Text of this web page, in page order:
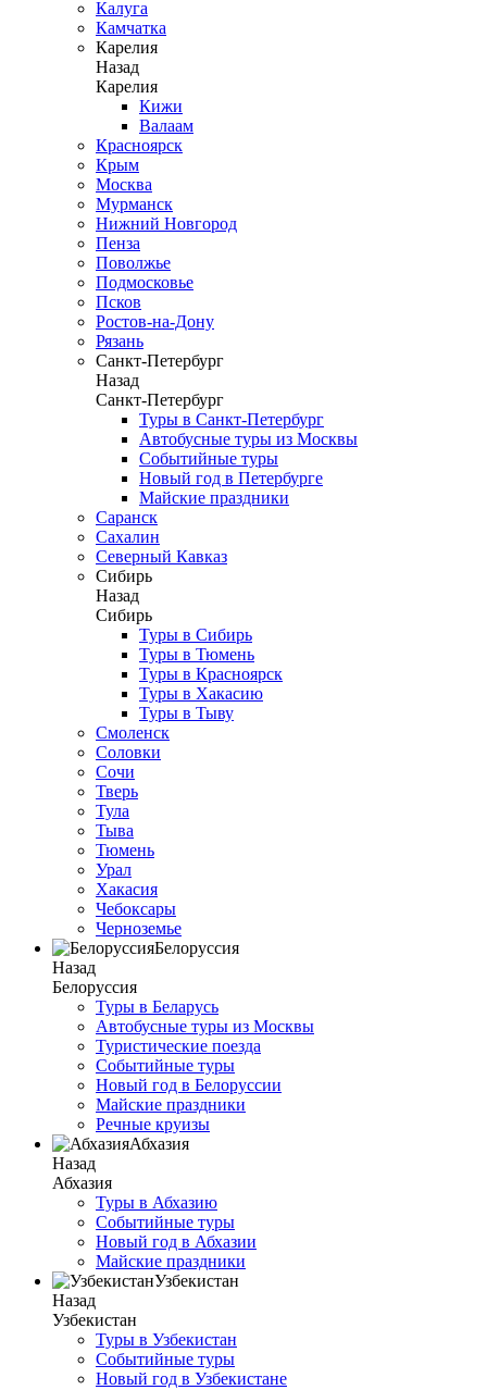
Калуга
Камчатка
Карелия
Назад
Карелия
Кижи
Валаам
Красноярск
Крым
Москва
Мурманск
Нижний Новгород
Пенза
Поволжье
Подмосковье
Псков
Ростов-на-Дону
Рязань
Санкт-Петербург
Назад
Санкт-Петербург
Туры в Санкт-Петербург
Автобусные туры из Москвы
Событийные туры
Новый год в Петербурге
Майские праздники
Саранск
Сахалин
Северный Кавказ
Сибирь
Назад
Сибирь
Туры в Сибирь
Туры в Тюмень
Туры в Красноярск
Туры в Хакасию
Туры в Тыву
Смоленск
Соловки
Сочи
Тверь
Тула
Тыва
Тюмень
Урал
Хакасия
Чебоксары
Черноземье
Белоруссия
Назад
Белоруссия
Туры в Беларусь
Автобусные туры из Москвы
Туристические поезда
Событийные туры
Новый год в Белоруссии
Майские праздники
Речные круизы
Абхазия
Назад
Абхазия
Туры в Абхазию
Событийные туры
Новый год в Абхазии
Майские праздники
Узбекистан
Назад
Узбекистан
Туры в Узбекистан
Событийные туры
Новый год в Узбекистане